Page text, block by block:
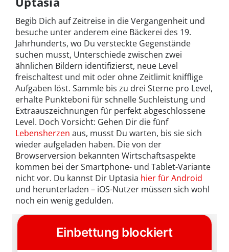
Begib Dich auf Zeitreise in die Vergangenheit und
besuche unter anderem eine Bäckerei des 19.
Jahrhunderts, wo Du versteckte Gegenstände
suchen musst, Unterschiede zwischen zwei
ähnlichen Bildern identifizierst, neue Level
freischaltest und mit oder ohne Zeitlimit knifflige
Aufgaben löst. Sammle bis zu drei Sterne pro Level,
erhalte Punkteboni für schnelle Suchleistung und
Extraauszeichnungen für perfekt abgeschlossene
Level. Doch Vorsicht: Gehen Dir die fünf
Lebensherzen aus, musst Du warten, bis sie sich
wieder aufgeladen haben. Die von der
Browserversion bekannten Wirtschaftsaspekte
kommen bei der Smartphone- und Tablet-Variante
nicht vor. Du kannst Dir Uptasia hier für Android
und herunterladen – iOS-Nutzer müssen sich wohl
noch ein wenig gedulden.